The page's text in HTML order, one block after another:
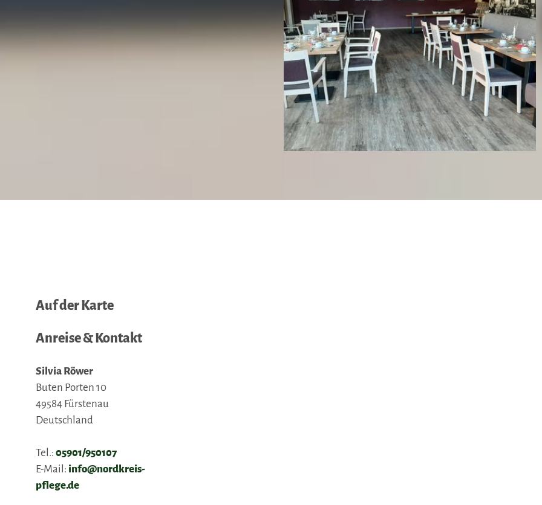
Auf der Karte
Anreise & Kontakt
Silvia Röwer
Buten Porten 10
49584 Fürstenau
Deutschland
Tel.: 05901/950107
E-Mail: info@nordkreis-
pflege.de